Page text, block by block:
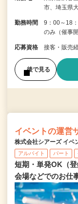
市、埼玉県
勤務時間
9：00～18
のみ（催事
応募資格 接客・販売
後で見る
イベントの運営
株式会社シアーズ イベ
アルバイト パート
短期・単発OK（
会場などでのお仕